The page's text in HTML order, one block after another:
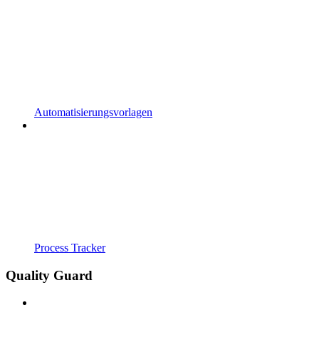
Automatisierungsvorlagen
Process Tracker
Quality Guard